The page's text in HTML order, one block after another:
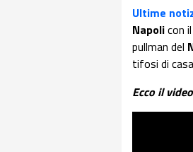
Ultime
Napolicon
pullman del
tifosi di
Ecco il